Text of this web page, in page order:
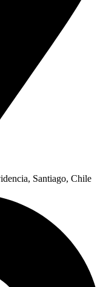
Santiago, Chile